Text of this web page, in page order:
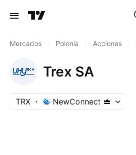
Mercados Polonia Acciones
Trex SA
TRX NewConnect